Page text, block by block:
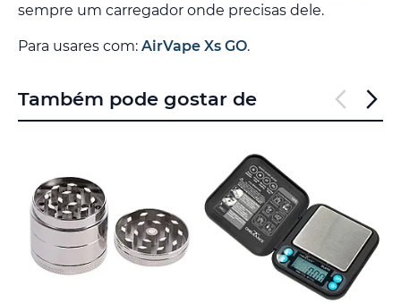
sempre um carregador onde precisas dele.
Para usares com: AirVape Xs GO.
Também pode gostar de